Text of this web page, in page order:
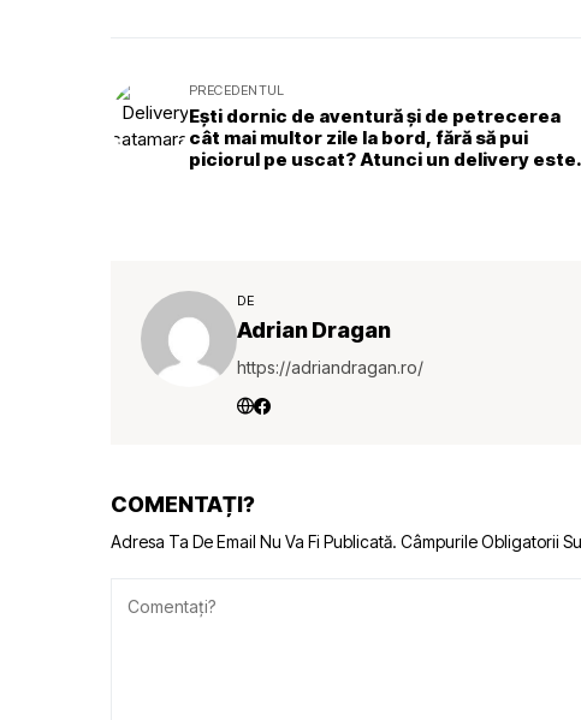
PRECEDENTUL
Ești dornic de aventură și de petrecerea
cât mai multor zile la bord, fără să pui
piciorul pe uscat? Atunci un delivery este
DE
Adrian Dragan
https://adriandragan.ro/
COMENTAȚI?
Adresa Ta De Email Nu Va Fi Publicată. Câmpurile Obligatorii